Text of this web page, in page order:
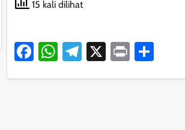
15 kali dilihat
Facebook
WhatsApp
Telegram
X Print